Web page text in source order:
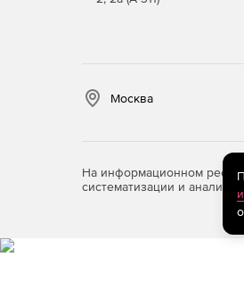
Москва
На информационном
систематизации и